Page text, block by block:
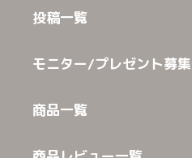
投稿一覧
モニター/プレゼント募
商品一覧